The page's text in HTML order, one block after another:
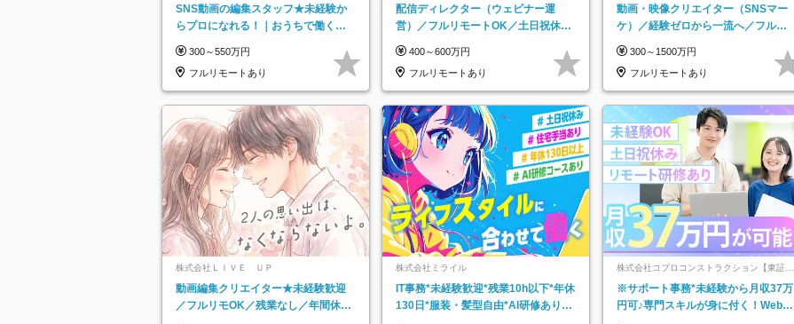
SNS動画の編集スタッフ★未経験か
らプロになれる！｜おうちで働くフ
300～550万円
フルリモートあり
配信ディレクター（ウェビナー運
営）／フルリモートOK／土日祝休み
400～600万円
フルリモートあり
動画・映像クリエイター（SNSマー
ケ）／経験ゼロから一流へ／フルリ
日以上
300～1500万円
フルリモートあり
株式会社ＬＩＶＥ ＵＰ
動画編集クリエイター★未経験歓迎
／フルリモOK／残業なし／年間休日
株式会社ミライル
IT事務*未経験歓迎*残業10h以下*年休
130日*服装・髪型自由*AI研修あり*
株式会社コプロコンストラクション【東証プ
ライム上場コプロ・ホールディングス子会
社】
※サポート事務*未経験から月収37万
円可♪専門スキルが身に付く！Web面